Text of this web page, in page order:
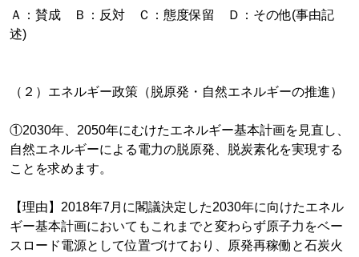
Ａ：賛成 Ｂ：反対 Ｃ：態度保留 Ｄ：その他(事由記
述)
（２）エネルギー政策（脱原発・自然エネルギーの推進）
①2030年、2050年にむけたエネルギー基本計画を見直し、
自然エネルギーによる電力の脱原発、脱炭素化を実現する
ことを求めます。
【理由】2018年7月に閣議決定した2030年に向けたエネル
ギー基本計画においてもこれまでと変わらず原子力をベー
スロード電源として位置づけており、原発再稼働と石炭火